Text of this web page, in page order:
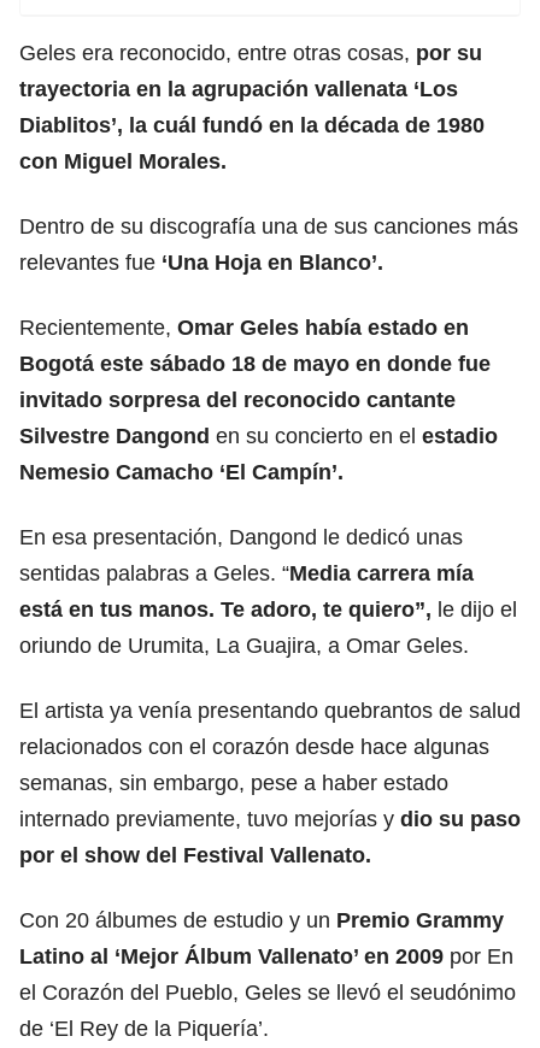
Geles era reconocido, entre otras cosas, por su
trayectoria en la agrupación vallenata ‘Los
Diablitos’, la cuál fundó en la década de 1980
con Miguel Morales.
Dentro de su discografía una de sus canciones más
relevantes fue ‘Una Hoja en Blanco’.
Recientemente, Omar Geles había estado en
Bogotá este sábado 18 de mayo en donde fue
invitado sorpresa del reconocido cantante
Silvestre Dangond en su concierto en el estadio
Nemesio Camacho ‘El Campín’.
En esa presentación, Dangond le dedicó unas
sentidas palabras a Geles. “Media carrera mía
está en tus manos. Te adoro, te quiero”, le dijo el
oriundo de Urumita, La Guajira, a Omar Geles.
El artista ya venía presentando quebrantos de salud
relacionados con el corazón desde hace algunas
semanas, sin embargo, pese a haber estado
internado previamente, tuvo mejorías y dio su paso
por el show del Festival Vallenato.
Con 20 álbumes de estudio y un Premio Grammy
Latino al ‘Mejor Álbum Vallenato’ en 2009 por En
el Corazón del Pueblo, Geles se llevó el seudónimo
de ‘El Rey de la Piquería’.